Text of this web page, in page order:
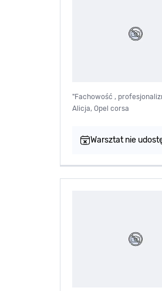
"Fachowość ,
Alicja, Opel corsa
Warsztat nie